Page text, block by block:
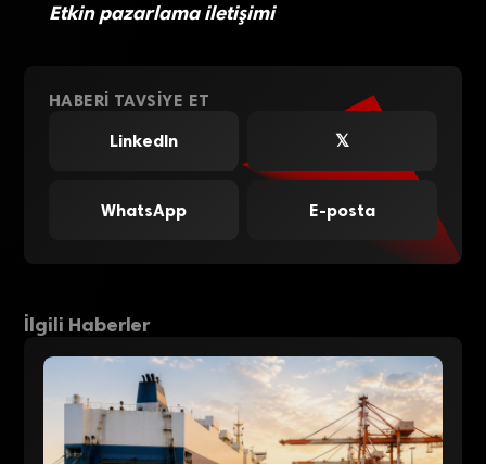
Etkin pazarlama iletişimi
HABERI TAVSIYE ET
LinkedIn
𝕏
WhatsApp E-posta
İlgili Haberler